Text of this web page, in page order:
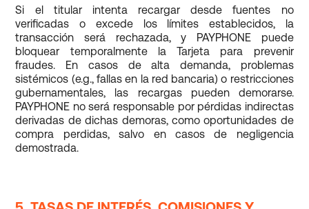
Si el titular intenta recargar desde fuentes no
verificadas o excede los límites establecidos, la
transacción será rechazada, y PAYPHONE puede
bloquear temporalmente la Tarjeta para prevenir
fraudes. En casos de alta demanda, problemas
sistémicos (e.g., fallas en la red bancaria) o restricciones
gubernamentales, las recargas pueden demorarse.
PAYPHONE no será responsable por pérdidas indirectas
derivadas de dichas demoras, como oportunidades de
compra perdidas, salvo en casos de negligencia
demostrada.